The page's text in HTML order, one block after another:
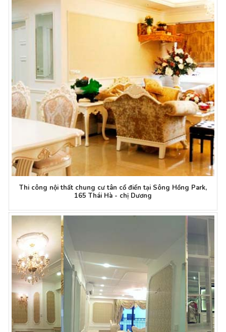
Thi công nội thất chung cư tân cổ điển tại Sông Hồng Park,
165 Thái Hà - chị Dương